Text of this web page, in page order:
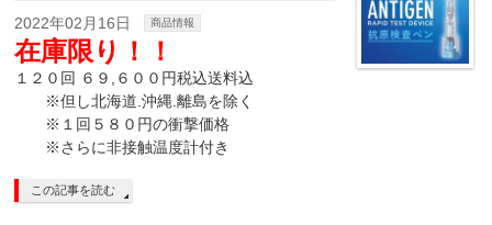
2022年02月16日 商品情報
在庫限り！！
１２０回 ６９,６００円税込送料込
※但し北海道.沖縄.離島を除く
※１回５８０円の衝撃価格
※さらに非接触温度計付き
この記事を読む